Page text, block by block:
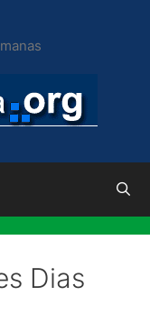
Dias